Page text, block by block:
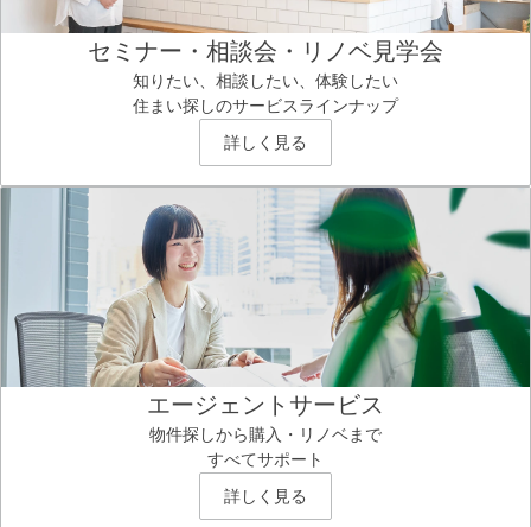
セミナー・相談会・リノベ見学会
知りたい、相談したい、体験したい
住まい探しのサービスラインナップ
詳しく見る
エージェントサービス
物件探しから購入・リノベまで
すべてサポート
詳しく見る